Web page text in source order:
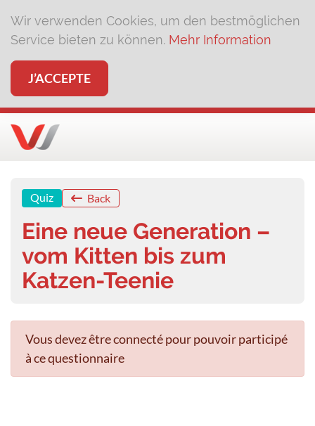
Wir verwenden Cookies, um den bestmöglichen
Service bieten zu können. Mehr Information
J’ACCEPTE
Quiz Back
Eine neue Generation –
vom Kitten bis zum
Katzen-Teenie
Vous devez être connecté pour pouvoir participé
à ce questionnaire